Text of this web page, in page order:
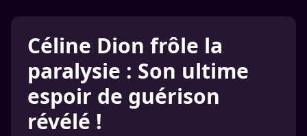
Céline Dion frôle la
paralysie : Son ultime
espoir de guérison
révélé !